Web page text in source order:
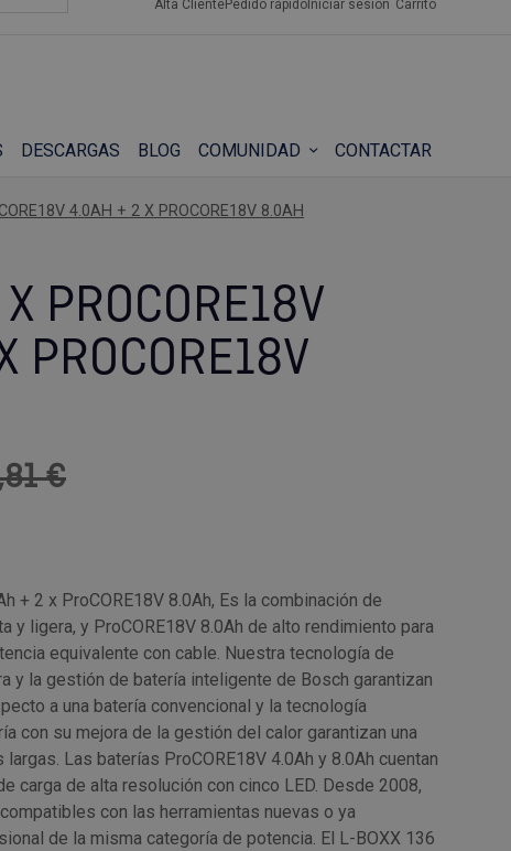
Alta ClientePedido rápido Iniciar sesión Carrito
DESCARGAS BLOG COMUNIDAD CONTACTAR
4.0AH + 2 X PROCORE18V 8.0AH
PROCORE18V
PROCORE18V
€
+ 2 x ProCORE18V 8.0Ah, Es la combinación de
y ligera, y ProCORE18V 8.0Ah de alto rendimiento para
equivalente con cable. Nuestra tecnología de
y la gestión de batería inteligente de Bosch garantizan
a una batería convencional y la tecnología
con su mejora de la gestión del calor garantizan una
Las baterías ProCORE18V 4.0Ah y 8.0Ah cuentan
carga de alta resolución con cinco LED. Desde 2008,
con las herramientas nuevas o ya
de la misma categoría de potencia. El L-BOXX 136